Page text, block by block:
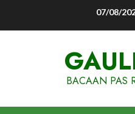
07/08/
BACAAN PAS